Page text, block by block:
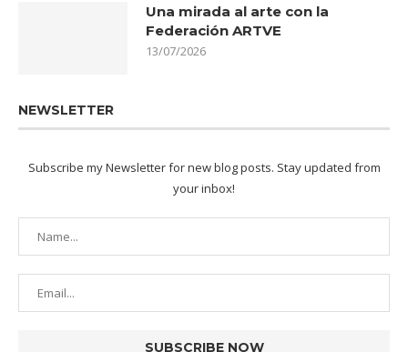
Una mirada al arte con la
Federación ARTVE
13/07/2026
NEWSLETTER
Subscribe my Newsletter for new blog posts. Stay updated from
your inbox!